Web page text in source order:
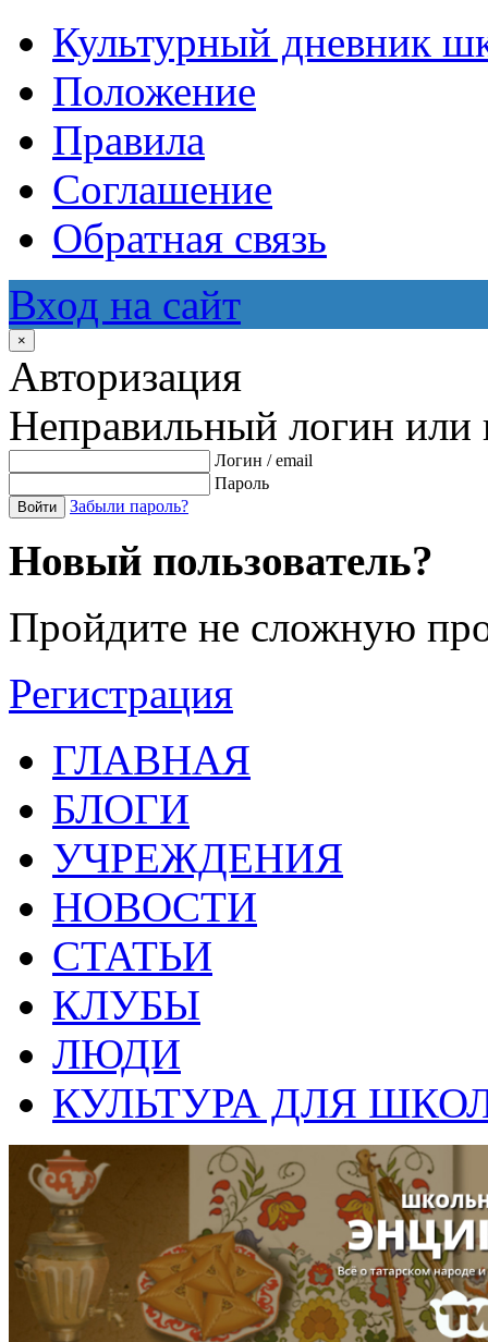
Культурный дневник
Положение
Правила
Соглашение
Обратная связь
Вход на сайт
×
Авторизация
Неправильный логин или
Логин / email
Пароль
Войти Забыли пароль?
Новый пользователь?
Пройдите не сложную
Регистрация
ГЛАВНАЯ
БЛОГИ
УЧРЕЖДЕНИЯ
НОВОСТИ
СТАТЬИ
КЛУБЫ
ЛЮДИ
КУЛЬТУРА ДЛЯ